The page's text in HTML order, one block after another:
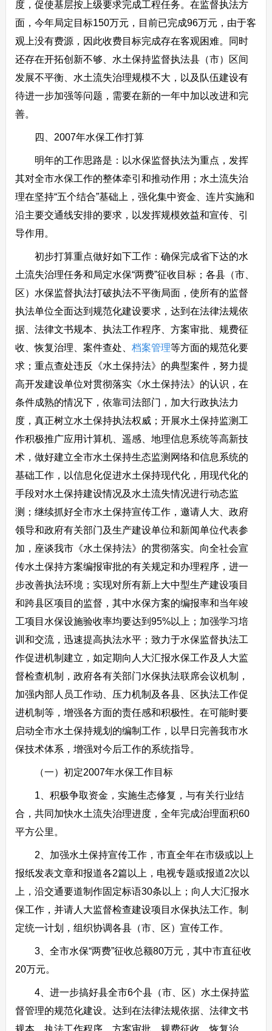
度，促使基层按上级要求完成工程任务。在监督执法方
面，今年局定目标150万元，目前已完成96万元，由于客
观上没有费源，因此收费目标完成存在客观困难。同时
还存在开拓创新不够、水土保持监督执法县（市）区间
发展不平衡、水土流失治理规模不大，以及队伍建设有
待进一步加强等问题，需要在新的一年中加以改进和完
善。
四、2007年水保工作打算
明年的工作思路是：以水保监督执法为重点，发挥
其对全市水保工作的整体牵引和推动作用；水土流失治
理在坚持“五个结合”基础上，强化集中资金、连片实施和
沿主要交通线安排的要求，以发挥规模效益和宣传、引
导作用。
初步打算重点做好如下工作：确保完成省下达的水
土流失治理任务和局定水保“两费”征收目标；各县（市、
区）水保监督执法打破执法不平衡局面，使所有的监督
执法单位全面达到规范化建设要求，达到在法律法规依
据、法律文书规本、执法工作程序、方案审批、规费征
收、恢复治理、案件查处、 档案管理等方面的规范化要
求；重点查处违反《水土保持法》的典型案件，努力提
高开发建设单位对贯彻落实《水土保持法》的认识，在
条件成熟的情况下，依靠司法部门，加大行政执法力
度，真正树立水土保持执法权威；开展水土保持监测工
作积极推广应用计算机、遥感、地理信息系统等高新技
术，做好建立全市水土保持生态监测网络和信息系统的
基础工作，以信息化促进水土保持现代化，用现代化的
手段对水土保持建设情况及水土流失情况进行动态监
测；继续抓好全市水土保持宣传工作，邀请人大、政府
领导和政府有关部门及生产建设单位和新闻单位代表参
加，座谈我市《水土保持法》的贯彻落实。向全社会宣
传水土保持方案编报审批的有关规定和办理程序，进一
步改善执法环境；实现对所有新上大中型生产建设项目
和跨县区项目的监督，其中水保方案的编报率和当年竣
工项目水保设施验收率均要达到95%以上；加强学习培
训和交流，迅速提高执法水平；致力于水保监督执法工
作促进机制建立，如定期向人大汇报水保工作及人大监
督检查机制，政府各有关部门水保执法联席会议机制，
加强内部人员工作动、压力机制及各县、区执法工作促
进机制等，增强各方面的责任感和积极性。在可能时要
启动全市水土保持规划的编制工作，以早日完善我市水
保技术体系，增强对今后工作的系统指导。
（一）初定2007年水保工作目标
1、积极争取资金，实施生态修复，与有关行业结
合，共同加快水土流失治理进度，全年完成治理面积60
平方公里。
2、加强水土保持宣传工作，市直全年在市级或以上
报纸发表文章和报道各2篇以上，电视专题或报道2次以
上，沿交通要道制作固定标语30条以上；向人大汇报水
保工作，并请人大监督检查建设项目水保执法工作。制
定统一计划，组织协调各县（市、区）宣传工作。
3、全市水保“两费”征收总额80万元，其中市直征收
20万元。
4、进一步搞好县全市6个县（市、区）水土保持监
督管理的规范化建设。达到在法律法规依据、法律文书
规本、执法工作程序、方案审批、规费征收、恢复治